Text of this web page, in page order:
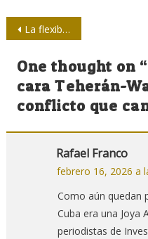
Navegación
de
entradas
La flexibilización no crea empleo: disciplina al trabajo
One thought on “
cara Teherán-
conflicto que
Rafael Franco
febrero 16, 2026 a
Como aún quedan
Cuba era una Joya
periodistas de